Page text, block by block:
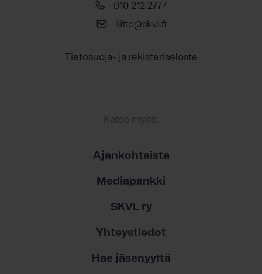
010 212 2777
liitto@skvl.fi
Tietosuoja- ja rekisteriseloste
Katso myös:
Ajankohtaista
Mediapankki
SKVL ry
Yhteystiedot
Hae jäsenyyttä